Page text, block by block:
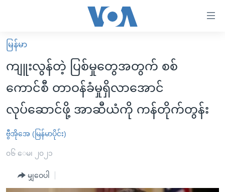
လွယ်ကူ
စေ
များ
ပင်မ
အကြောင်းအရာ
ကျော်
ကြည့်
မူလစာမျက်နှာ
မြန်မာ
ကမ္ဘာ့သတင်းများ
နိုင်ငံတကာ
အစ္စရေး-ပါလက်စတိုင်း
ဗွီဒီယို
အင်္ဂလိပ်စာလေ့လာမယ်
အမေရိကန်သုံးအီဒီယံ
အပတ်စဉ်ကဏ္ဍများ
မြန်မာ
ကျူးလွန်တဲ့ ပြစ်မှုတွေအတွက် စစ်
ကောင်စီ တာဝန်ခံမှုရှိလာအောင်
လုပ်ဆောင်ဖို့ အာဆီယံကို ကန်တိုက်တွန်း
ဗွီအိုအေ (မြန်မာပိုင်း)
၀၆ ေမ၊ ၂၀၂၁
မျှဝေပါ